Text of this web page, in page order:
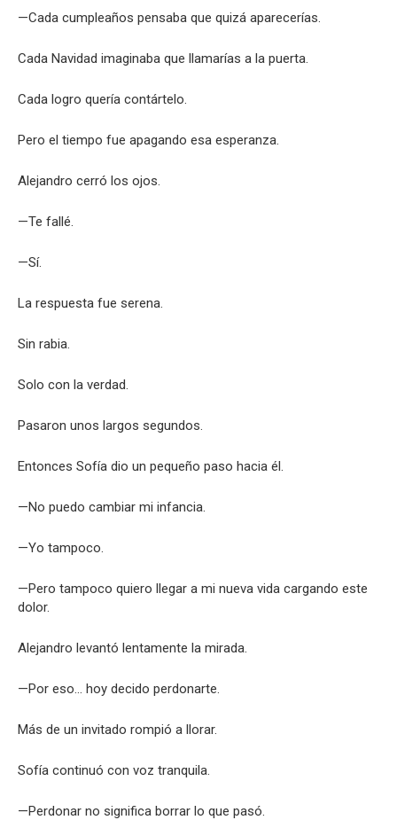
—Cada cumpleaños pensaba que quizá aparecerías.
Cada Navidad imaginaba que llamarías a la puerta.
Cada logro quería contártelo.
Pero el tiempo fue apagando esa esperanza.
Alejandro cerró los ojos.
—Te fallé.
—Sí.
La respuesta fue serena.
Sin rabia.
Solo con la verdad.
Pasaron unos largos segundos.
Entonces Sofía dio un pequeño paso hacia él.
—No puedo cambiar mi infancia.
—Yo tampoco.
—Pero tampoco quiero llegar a mi nueva vida cargando este
dolor.
Alejandro levantó lentamente la mirada.
—Por eso… hoy decido perdonarte.
Más de un invitado rompió a llorar.
Sofía continuó con voz tranquila.
—Perdonar no significa borrar lo que pasó.